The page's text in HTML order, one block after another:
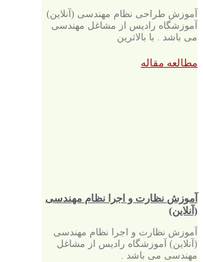
آموزش طراحی نظام مهندسی (آنلاین)
آموزشگاه رادیس از مشاغل مهندسی
می باشد . با بالاترین
مطالعه مقاله
آموزش نظارت و اجرا نظام مهندسی
(آنلاین)
آموزش نظارت و اجرا نظام مهندسی
(آنلاین) آموزشگاه رادیس از مشاغل
مهندسی می باشد .